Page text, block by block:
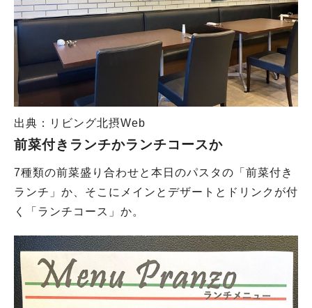
出典：リビング北摂Web
前菜付きランチかランチコースか
7種類の前菜盛り合わせと本日のパスタの「前菜付き
ランチ」か、そこにメインとデザートとドリンクが付
く「ランチコース」か。